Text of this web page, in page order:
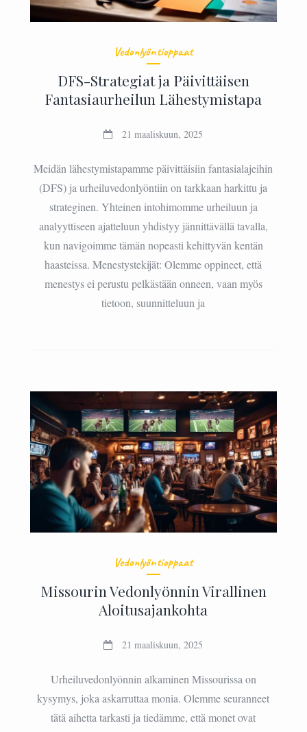
Vedonlyöntioppaat
DFS-Strategiat ja Päivittäisen
Fantasiaurheilun Lähestymistapa
21 maaliskuun, 2025
Meidän lähestymistapamme päivittäisiin fantasialajeihin
(DFS) ja urheiluvedonlyöntiin on tarkkaan harkittu ja
strateginen. Yhteinen intohimomme urheiluun ja
analyyttiseen ajatteluun yhdistyy jännittävällä tavalla,
kun navigoimme tämän nopeasti kehittyvän kentän
haasteissa. Menestystekijät: Olemme oppineet, että
menestys ei perustu pelkästään onneen, vaan myös
tietoon, suunnitteluun ja
Vedonlyöntioppaat
Missourin Vedonlyönnin Virallinen
Aloitusajankohta
21 maaliskuun, 2025
Urheiluvedonlyönnin alkaminen Missourissa on
kysymys, joka askarruttaa monia. Olemme seuranneet
tätä aihetta tarkasti ja tiedämme, että monet ovat